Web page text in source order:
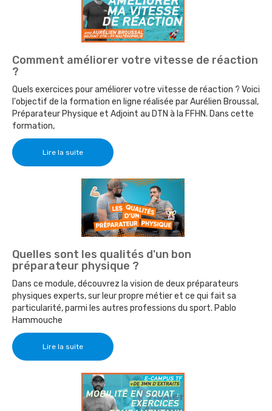
Comment améliorer votre vitesse de réaction
?
Quels exercices pour améliorer votre vitesse de réaction ? Voici
l'objectif de la formation en ligne réalisée par Aurélien Broussal,
Préparateur Physique et Adjoint au DTN à la FFHN. Dans cette
formation,
Lire la suite
Quelles sont les qualités d'un bon
préparateur physique ?
Dans ce module, découvrez la vision de deux préparateurs
physiques experts, sur leur propre métier et ce qui fait sa
particularité, parmi les autres professions du sport. Pablo
Hammouche
Lire la suite